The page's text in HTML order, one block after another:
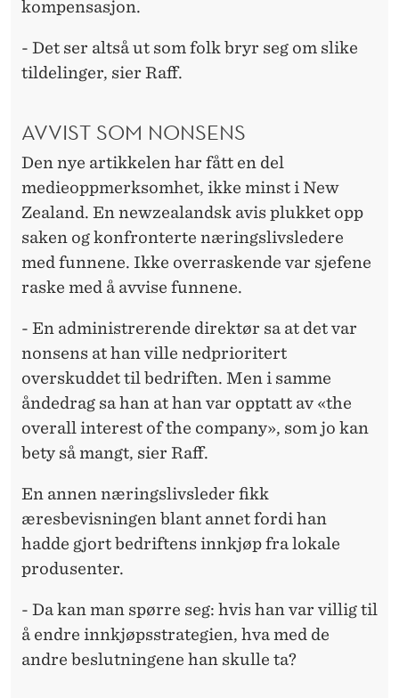
kompensasjon.
- Det ser altså ut som folk bryr seg om slike
tildelinger, sier Raff.
AVVIST SOM NONSENS
Den nye artikkelen har fått en del
medieoppmerksomhet, ikke minst i New
Zealand. En newzealandsk avis plukket opp
saken og konfronterte næringslivsledere
med funnene. Ikke overraskende var sjefene
raske med å avvise funnene.
- En administrerende direktør sa at det var
nonsens at han ville nedprioritert
overskuddet til bedriften. Men i samme
åndedrag sa han at han var opptatt av «the
overall interest of the company», som jo kan
bety så mangt, sier Raff.
En annen næringslivsleder fikk
æresbevisningen blant annet fordi han
hadde gjort bedriftens innkjøp fra lokale
produsenter.
- Da kan man spørre seg: hvis han var villig til
å endre innkjøpsstrategien, hva med de
andre beslutningene han skulle ta?